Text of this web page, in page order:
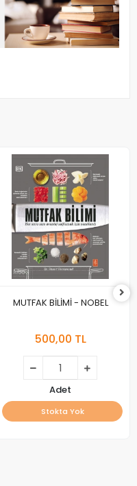
MUTFAK BİLİMİ - NOBEL
500,00 TL
Adet
Stokta Yok